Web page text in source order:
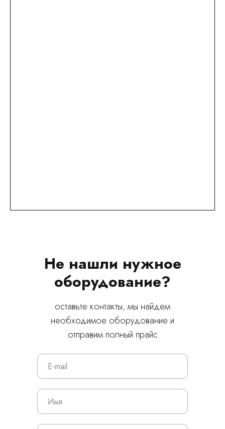
Не нашли нужное
оборудование?
оставьте контакты, мы найдем
необходимое оборудование и
отправим полный прайс
© 2024 ЛС Дентал Групп
Продукция